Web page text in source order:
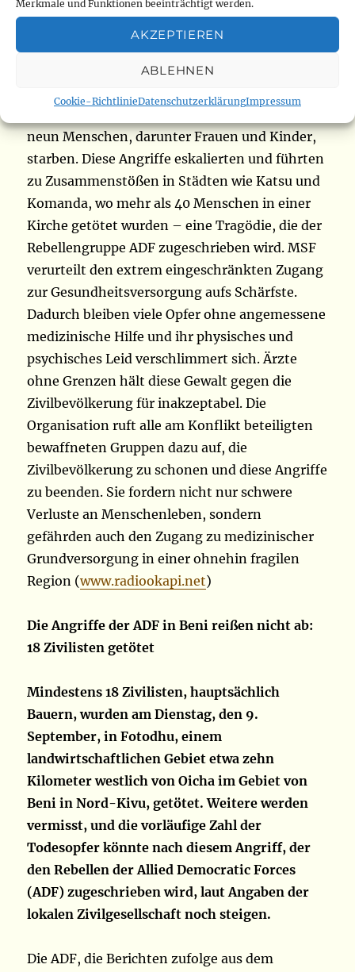
Merkmale und Funktionen beeinträchtigt werden.
AKZEPTIEREN
ABLEHNEN
Cookie-RichtlinieDatenschutzerklärungImpressum
die Behandlungskapazitäten und verschärft
MSF berichtet, dass die Gewalt Ende Juni 2025
mit einem Angriff der CODECO-Miliz auf ein
neun Menschen, darunter Frauen und Kinder,
starben. Diese Angriffe eskalierten und führten
zu Zusammenstößen in Städten wie Katsu und
Komanda, wo mehr als 40 Menschen in einer
Kirche getötet wurden – eine Tragödie, die der
Rebellengruppe ADF zugeschrieben wird. MSF
verurteilt den extrem eingeschränkten Zugang
zur Gesundheitsversorgung aufs Schärfste.
Dadurch bleiben viele Opfer ohne angemessene
medizinische Hilfe und ihr physisches und
psychisches Leid verschlimmert sich. Ärzte
ohne Grenzen hält diese Gewalt gegen die
Zivilbevölkerung für inakzeptabel. Die
Organisation ruft alle am Konflikt beteiligten
bewaffneten Gruppen dazu auf, die
Zivilbevölkerung zu schonen und diese Angriffe
zu beenden. Sie fordern nicht nur schwere
Verluste an Menschenleben, sondern
gefährden auch den Zugang zu medizinischer
Grundversorgung in einer ohnehin fragilen
Region (www.radiookapi.net)
Die Angriffe der ADF in Beni reißen nicht ab:
18 Zivilisten getötet
Mindestens 18 Zivilisten, hauptsächlich
Bauern, wurden am Dienstag, den 9.
September, in Fotodhu, einem
landwirtschaftlichen Gebiet etwa zehn
Kilometer westlich von Oicha im Gebiet von
Beni in Nord-Kivu, getötet. Weitere werden
vermisst, und die vorläufige Zahl der
Todesopfer könnte nach diesem Angriff, der
den Rebellen der Allied Democratic Forces
(ADF) zugeschrieben wird, laut Angaben der
lokalen Zivilgesellschaft noch steigen.
Die ADF, die Berichten zufolge aus dem